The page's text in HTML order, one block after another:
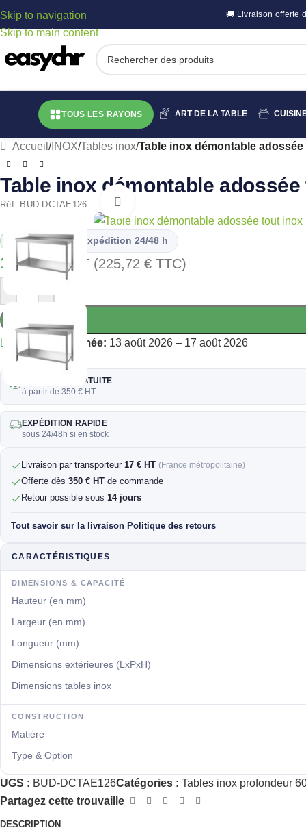
Skip to navigation
Skip to main content
🚚 Livraison offerte
TOUS LES RAYONS ART DE LA TABLE
Accueil /INOX/Tables inox/Table inox démontable
Table inox démontable
Réf. BUD-DCTAE126
En stock Expédition 24/48 h
188,10€ HT (225,72 € TTC)
Livraison estimée: 13 août 2026 – 17 août 2026
LIVRAISON GRATUITE
à partir de 350 € HT
EXPÉDITION RAPIDE
sous 24/48h si en stock
Livraison par transporteur 17 € HT (France métropolitaine)
Offerte dès 350 € HT de commande
Retour possible sous 14 jours
Tout savoir sur la livraison· Politique des retours
CARACTÉRISTIQUES
DIMENSIONS & CAPACITÉ
Hauteur (en mm)
Largeur (en mm)
Longueur (mm)
Dimensions extérieures (LxPxH)
Dimensions tables inox
CONSTRUCTION
Matière
Type & Option
UGS : BUD-DCTAE126Catégories : Tables inox profondeur
Partagez cette trouvaille
DESCRIPTION